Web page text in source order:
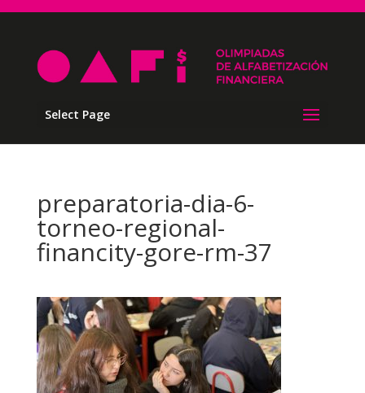
Select Page
preparatoria-dia-6-
torneo-regional-
financity-gore-rm-37